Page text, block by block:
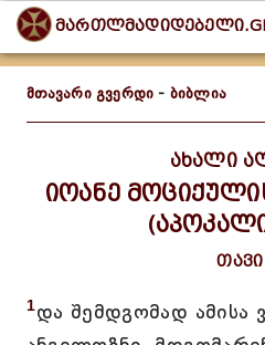
მთავარი გვერდი - ბიბლია
ახალი
იოანე
თავი
1და შემდგომად ამისა